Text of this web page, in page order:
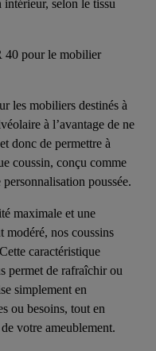
selon le tissu
40 pour le mobilier
les mobiliers destinés à
à l’avantage de ne
donc de permettre à
coussin, conçu comme
poussée.
maximale et une
modéré, nos coussins
caractéristique
permet de rafraîchir ou
simplement en
ou besoins, tout en
votre ameublement.